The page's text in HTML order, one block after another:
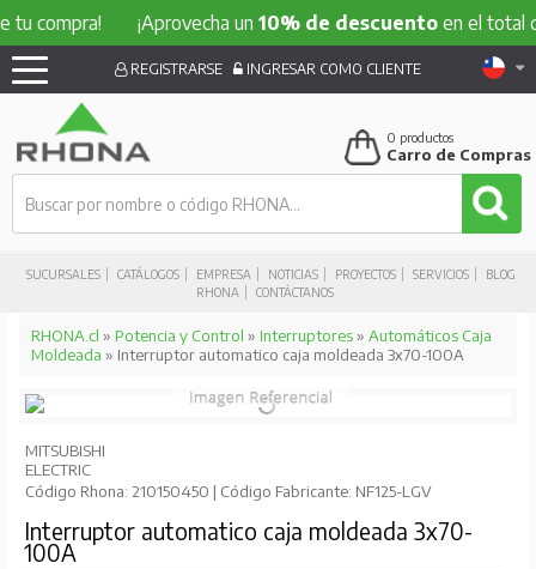
¡Aprovecha un10% de descuentoen el total de tu
SUCURSALES CATÁLOGOS EMPRESA NOTICIAS PROYECTOS SERVICIOS
BLOG
RHONA
CONTÁCTANOS
REGISTRARSE INGRESAR COMO CLIENTE
0 productos
Carro de Compras
RHONA.cl » Potencia y Control » Interruptores» Automáticos Caja
Moldeada » Interruptor automatico caja moldeada 3x70-100A
MITSUBISHI
ELECTRIC
Código Rhona: 210150450 | Código Fabricante: NF125-LGV
Interruptor automatico caja moldeada 3x70-
100A